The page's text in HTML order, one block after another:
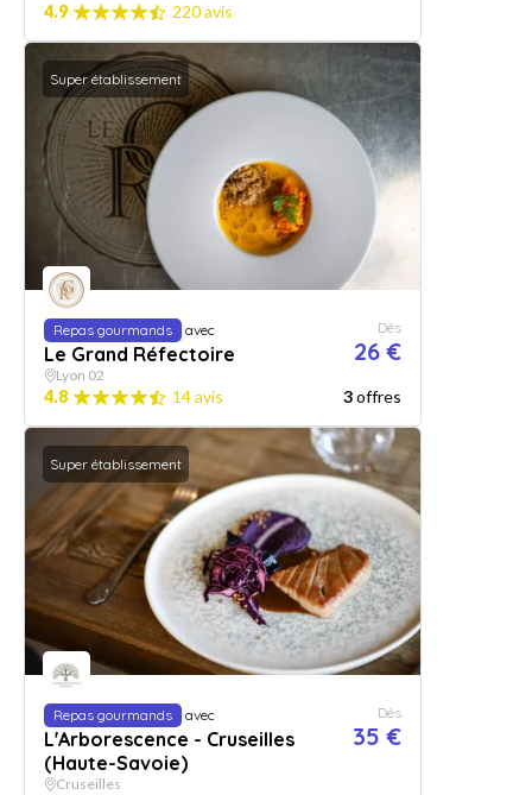
4.9
220 avis
Super établissement
Repas gourmands avec
Le Grand Réfectoire
Dès
26 €
Lyon 02
4.8 14 avis 3offres
Super établissement
Repas gourmands avec
L'Arborescence - Cruseilles
(Haute-Savoie)
Dès
35 €
Cruseilles